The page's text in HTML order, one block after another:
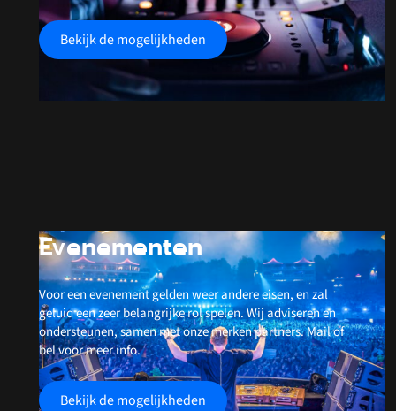
Bekijk de mogelijkheden
Evenementen
Voor een evenement gelden weer andere eisen, en zal
geluid een zeer belangrijke rol spelen. Wij adviseren en
ondersteunen, samen met onze merken partners. Mail of
bel voor meer info.
Bekijk de mogelijkheden